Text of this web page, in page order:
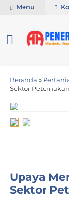
Menu
Beranda »
Sektor Peternakan
Upaya
Sektor